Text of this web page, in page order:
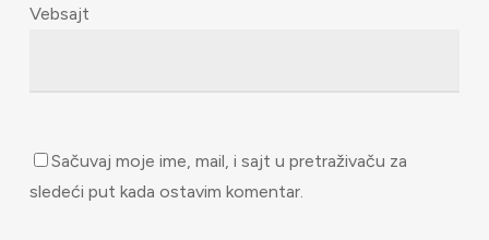
Vebsajt
Sačuvaj moje ime, mail, i sajt u pretraživaču za
sledeći put kada ostavim komentar.